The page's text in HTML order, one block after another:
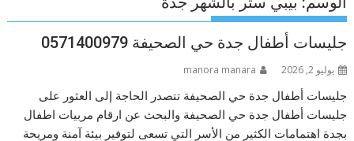
جليسات أطفال جدة حي الصحيفة 0571400979
يوليو 2, 2026 manora manara
جليسات أطفال جدة حي الصحيفة تتصدر الحاجة إلى العثور على
جليسات أطفال جدة حي الصحيفة والبحث عن ارقام مربيات اطفال
بجدة اهتمامات الكثير من الأسر التي تسعى لتوفير بيئة آمنة ومريحة